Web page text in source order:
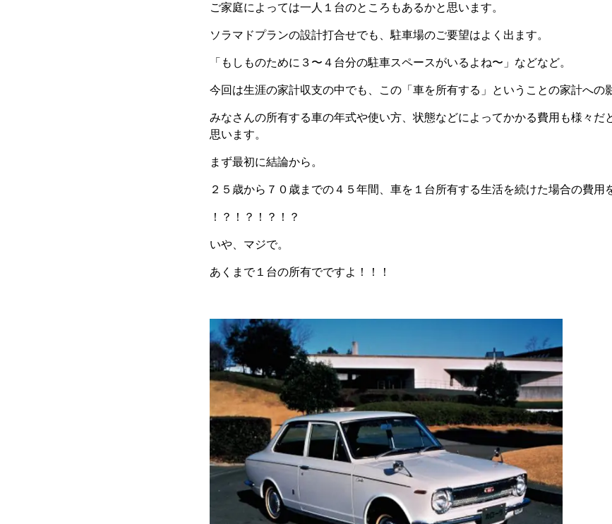
ご家庭によっては一人１台のところもあるかと思います。
ソラマドプランの設計打合せでも、駐車場のご要望はよく出ます。
「もしものために３〜４台分の駐車スペースがいるよね〜」などなど。
今回は生涯の家計収支の中でも、この「車を所有する」ということの家計への
みなさんの所有する車の年式や使い方、状態などによってかかる費用も様々
思います。
まず最初に結論から。
２５歳から７０歳までの４５年間、車を１台所有する生活を続けた場合の費用
！？！？！？！？
いや、マジで。
あくまで１台の所有でですよ！！！